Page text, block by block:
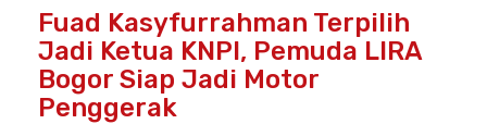
Fuad Kasyfurrahman Terpilih
Jadi Ketua KNPI, Pemuda LIRA
Bogor Siap Jadi Motor
Penggerak